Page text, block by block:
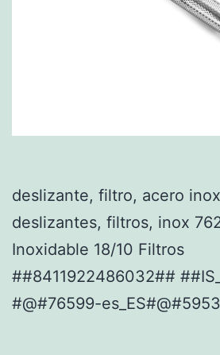
deslizante, filtro, acero
deslizantes, filtros, inox
Inoxidable 18/10 Filtros
##8411922486032##
#@#76599-